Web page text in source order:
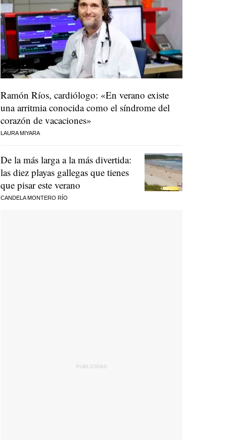
Ramón Ríos, cardiólogo: «En verano existe
una arritmia conocida como el síndrome del
corazón de vacaciones»
LAURA MIYARA
De la más larga a la más divertida:
las diez playas gallegas que tienes
que pisar este verano
CANDELA MONTERO RÍO